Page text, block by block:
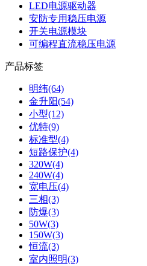
LED电源驱动器
安防专用稳压电源
开关电源模块
可编程直流稳压电源
产品标签
明纬(64)
金升阳(54)
小型(12)
优特(9)
标准型(4)
短路保护(4)
320W(4)
240W(4)
宽电压(4)
三相(3)
防爆(3)
50W(3)
150W(3)
恒流(3)
室内照明(3)